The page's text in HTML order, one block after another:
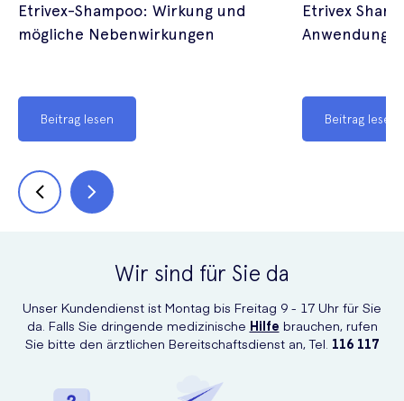
Etrivex-Shampoo: Wirkung und
mögliche Nebenwirkungen
Beitrag lesen
Etrivex
Anwendung,
Beitrag lesen
Wir sind für Sie da
Unser Kundendienst ist Montag bis Freitag 9 - 17 Uhr für Sie
da. Falls Sie dringende medizinische Hilfe brauchen, rufen
Sie bitte den ärztlichen Bereitschaftsdienst an, Tel. 116 117